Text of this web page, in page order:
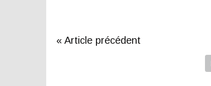
« Article précédent